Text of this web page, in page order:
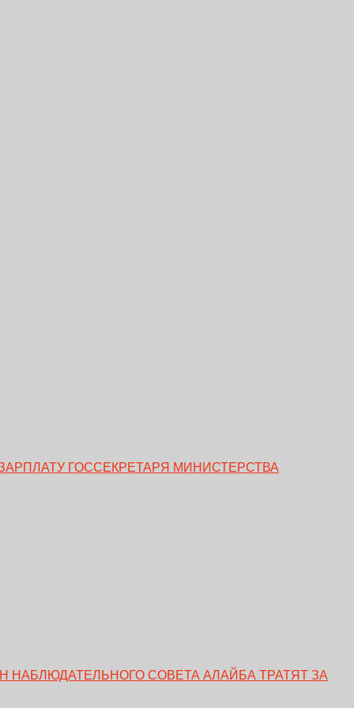
ГОССЕКРЕТАРЯ МИНИСТЕРСТВА
СОВЕТА АЛАЙБА ТРАТЯТ ЗА